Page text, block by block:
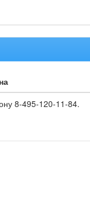
8-495-120-11-84.